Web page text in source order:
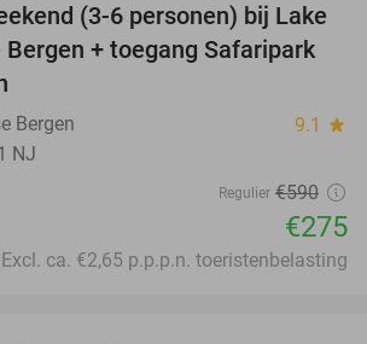
53%
(3-6 personen) bij Lake
Bergen + toegang Safaripark
Bergen 9.1 star
NJ
Regulier €590
€275
Excl. ca. €2,65 p.p.p.n. toeristenbelasting